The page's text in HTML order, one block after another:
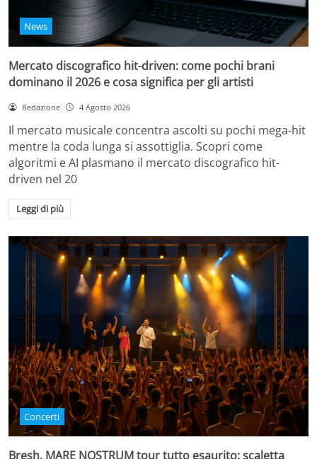
News
Mercato discografico hit-driven: come pochi brani
dominano il 2026 e cosa significa per gli artisti
Redazione 4 Agosto 2026
Il mercato musicale concentra ascolti su pochi mega-hit
mentre la coda lunga si assottiglia. Scopri come
algoritmi e AI plasmano il mercato discografico hit-
driven nel 20
Leggi di più
Concerti
Bresh, MARE NOSTRUM tour tutto esaurito: scaletta